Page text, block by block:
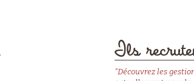
Ils
"Découvrez les